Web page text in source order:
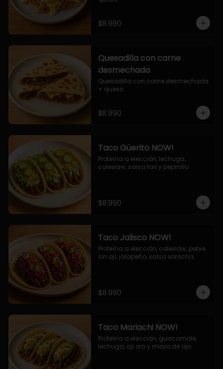
$8.990
Quesadilla con carne
desmechada
Quesadilla con carne desmechada
+ queso
$8.990
Taco Güerito NOW!
Proteína a elección, lechuga,
coleslaw, salsa tari y pepinillo.
$8.990
Taco Jalisco NOW!
Proteína a elección, coleslaw, pebre
sin ají, jalapeño, salsa sriracha.
$8.990
Taco Mariachi NOW!
Proteína a elección, guacamole,
lechuga, aji oro y mayo de ajo.